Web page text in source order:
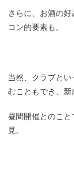
さらに、お酒の
コン的要素も。
当然、クラブと
むこともでき、新
昼間開催とのこ
見。